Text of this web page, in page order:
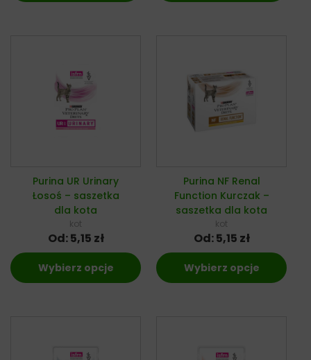
Purina UR Urinary
Łosoś – saszetka
dla kota
kot
Od:5,15 zł
Wybierz opcje
Purina NF Renal
Function Kurczak –
saszetka dla kota
kot
Od:5,15 zł
Wybierz opcje